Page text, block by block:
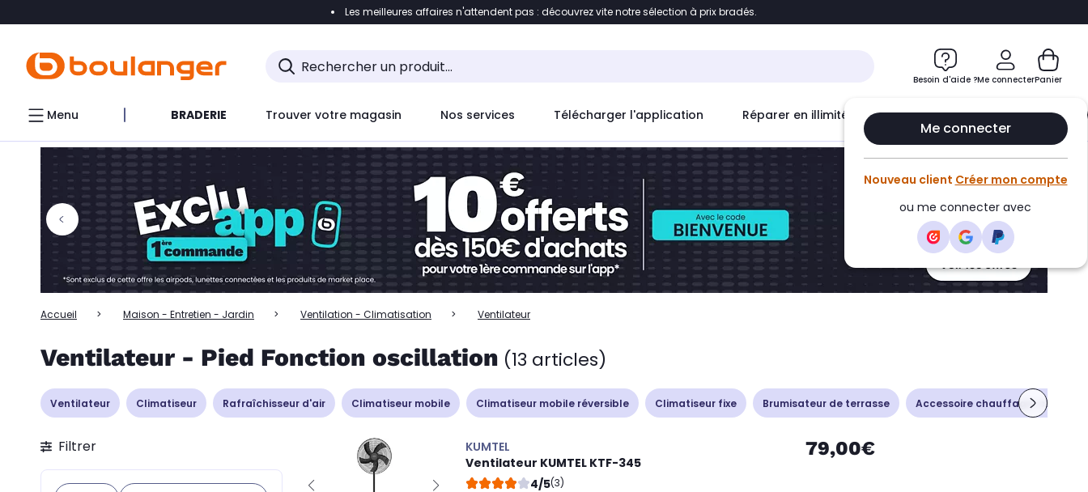
Accéder directement à la liste des produits Accéder directement au contenu
Accéder directement au chatbot
Les meilleures affaires n'attendent pas : découvrez vite notre sélection à prix bradés.
Besoin d'aide ?Me connecter
Me connecter
Nouveau client Créer mon compte
ou me connecter avec
Panier
Menu BRADERIE Trouver votre magasin Nos services Télécharger l'application Réparer en illimité avec Le Club Infinity
Accueil Maison - Entretien - Jardin Ventilation - Climatisation Ventilateur
Ventilateur - Pied Fonction oscillation (13 articles)
Ventilateur Climatiseur Rafraîchisseur d'air Climatiseur mobile Climatiseur mobile réversible Climatiseur fixe Brumisateur de terrasse Accessoire chauffage-
Filtrer
KUMTEL
Ventilateur KUMTEL KTF-345
4/5(3)
79,00€